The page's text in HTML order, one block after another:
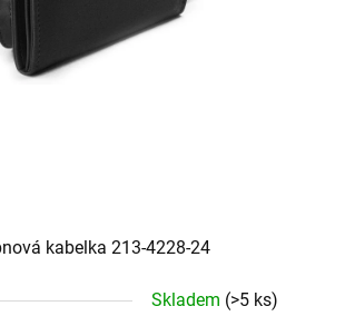
kabelka 213-4228-24
Skladem (>5 ks)